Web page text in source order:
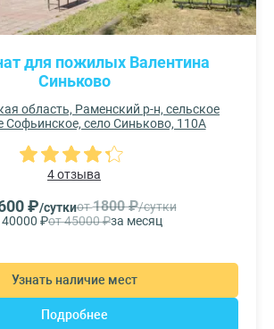
для пожилых Валентина
Синьково
область, Раменский р-н, сельское
Софьинское, село Синьково, 110А
4 отзыва
₽/суткиот1800 ₽/сутки
40000 ₽от 45000 ₽за месяц
Узнать наличие мест
Подробнее